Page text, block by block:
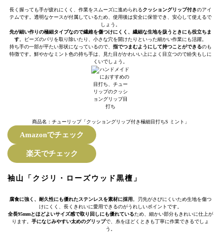
長く握っても手が疲れにくく、作業をスムーズに進められるクッショングリップ付きのアイ
テムです。透明なケースが付属しているため、使用後は安全に保管でき、安心して使えるで
しょう。
先が細い作りの極細タイプなので繊維を傷つけにくく、繊細な生地を扱うときにも役立ちま
す 。ビーズのバリを取り除いたり、小さな穴を開けたりといった細かい作業にも活躍。
持ち手の一部が平たい形状になっているので、 指でつまむようにして持つことができるのも
特徴です。鮮やかなミント色の持ち手は、見た目がかわいい上によく目立つので紛失もしに
くいでしょう。
商品名：チューリップ「クッショングリップ付き極細目打ちS ミント」
Amazonでチェック
楽天でチェック
袖山「クジリ・ローズウッド黒檀」
腐食に強く、耐久性にも優れたステンレスを素材に採用 。刃先がさびにくいため生地を傷つ
けにくく、長くきれいに愛用できるのがうれしいポイントです。
全長95mmとほどよいサイズ感で取り回しにも優れているため、細かい部分もきれいに仕上が
ります。 手になじみやすい太めのグリップで、糸をほどくときも丁寧に作業できるでしょ
う。